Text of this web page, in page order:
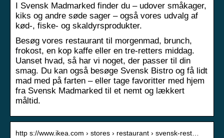
I Svensk Madmarked finder du – udover småkager,
kiks og andre søde sager – også vores udvalg af
kød-, fiske- og skaldyrsprodukter.
Besøg vores restaurant til morgenmad, brunch,
frokost, en kop kaffe eller en tre-retters middag.
Uanset hvad, så har vi noget, der passer til din
smag. Du kan også besøge Svensk Bistro og få lidt
mad med på farten – eller tage favoritter med hjem
fra Svensk Madmarked til et nemt og lækkert
måltid.
http s://www.ikea.com › stores › restaurant › svensk-rest…